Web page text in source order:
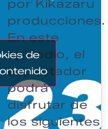
por Kikazaru
producciones.
En este
episodio, el
espectador
podrá
disfrutar de
los siguientes
de